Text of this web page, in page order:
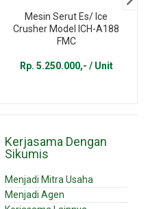
Mesin Serut Es/ Ice
Crusher Model ICH-A188
FMC
Rp. 5.250.000,- / Unit
Kerjasama Dengan
Sikumis
Menjadi Mitra Usaha
Menjadi Agen